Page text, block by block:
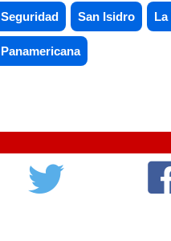
Seguridad San Isidro
Panamericana